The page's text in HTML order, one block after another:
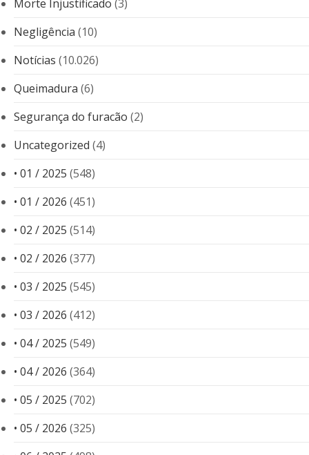
Morte Injustificado (3)
Negligência (10)
Notícias (10.026)
Queimadura (6)
Segurança do furacão (2)
Uncategorized (4)
• 01 / 2025 (548)
• 01 / 2026 (451)
• 02 / 2025 (514)
• 02 / 2026 (377)
• 03 / 2025 (545)
• 03 / 2026 (412)
• 04 / 2025 (549)
• 04 / 2026 (364)
• 05 / 2025 (702)
• 05 / 2026 (325)